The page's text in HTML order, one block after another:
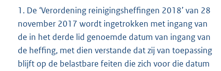
1. De ‘Verordening reinigingsheffingen 2018’ van 28
november 2017 wordt ingetrokken met ingang van
de in het derde lid genoemde datum van ingang van
de heffing, met dien verstande dat zij van toepassing
blijft op de belastbare feiten die zich voor die datum